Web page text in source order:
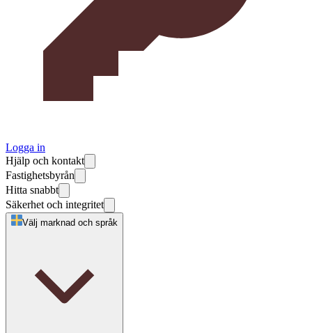
Logga in
Hjälp och kontakt
Fastighetsbyrån
Hitta snabbt
Säkerhet och integritet
Välj marknad och språk